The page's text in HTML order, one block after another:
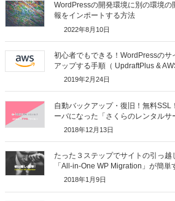
WordPressの開発環境に別の環境
報をインポートする方法
2022年8月10日
初心者でもできる！WordPressのサ
アップする手順（ UpdraftPlus &
2019年2月24日
自動バックアップ・復旧！無料SSL
ーバになった「さくらのレンタルサ
2018年12月13日
たった３ステップでサイトの引っ越
「All-in-One WP Migration」が簡単
2018年1月9日